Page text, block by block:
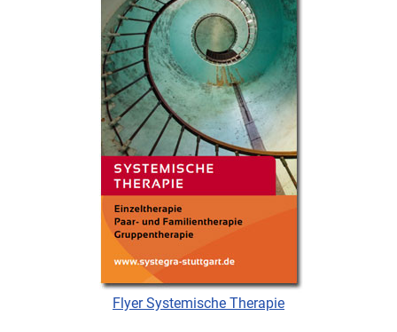
Flyer Systemische Therapie